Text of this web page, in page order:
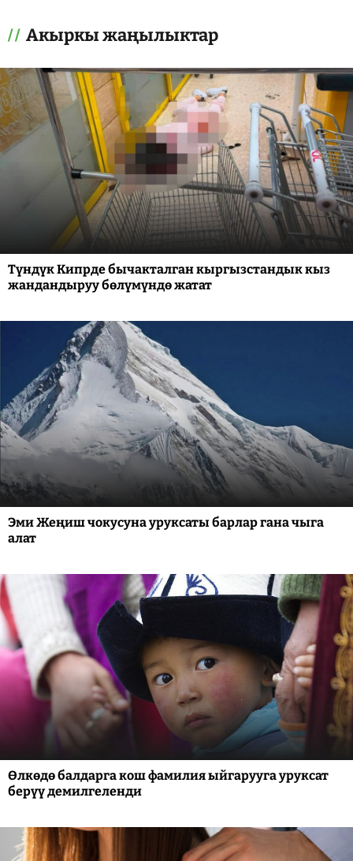
Акыркы жаңылыктар
Түндүк Кипрде бычакталган кыргызстандык кыз
жандандыруу бөлүмүндө жатат
Эми Жеңиш чокусуна уруксаты барлар гана чыга
алат
Өлкөдө балдарга кош фамилия ыйгарууга уруксат
берүү демилгеленди